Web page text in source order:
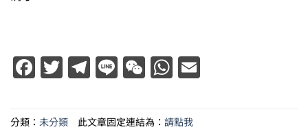
Facebook
Twitter
Telegram
LineWeChatWhatsApp
分類： 未分類 此文章固定連結為： 請點我